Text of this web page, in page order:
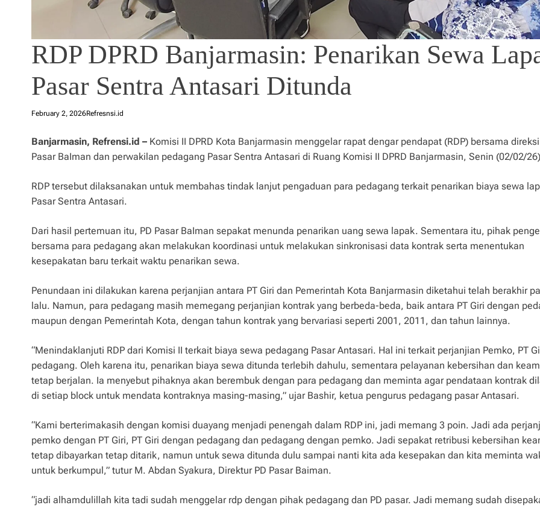
RDP DPRD Banjarmasin: Penarikan Sewa
Pasar Sentra Antasari Ditunda
February 2, 2026Refresnsi.id
Banjarmasin, Refrensi.id – Komisi II DPRD Kota Banjarmasin menggelar rapat dengar pendapat (RDP) bersama direksi
Pasar BaIman dan perwakilan pedagang Pasar Sentra Antasari di Ruang Komisi II DPRD Banjarmasin, Senin (02/02/
RDP tersebut dilaksanakan untuk membahas tindak lanjut pengaduan para pedagang terkait penarikan biaya sewa
Pasar Sentra Antasari.
Dari hasil pertemuan itu, PD Pasar BaIman sepakat menunda penarikan uang sewa lapak. Sementara itu, pihak
bersama para pedagang akan melakukan koordinasi untuk melakukan sinkronisasi data kontrak serta menentukan
kesepakatan baru terkait waktu penarikan sewa.
Penundaan ini dilakukan karena perjanjian antara PT Giri dan Pemerintah Kota Banjarmasin diketahui telah berakhir
lalu. Namun, para pedagang masih memegang perjanjian kontrak yang berbeda-beda, baik antara PT Giri dengan
maupun dengan Pemerintah Kota, dengan tahun kontrak yang bervariasi seperti 2001, 2011, dan tahun lainnya.
“Menindaklanjuti RDP dari Komisi II terkait biaya sewa pedagang Pasar Antasari. Hal ini terkait perjanjian Pemko, PT
pedagang. Oleh karena itu, penarikan biaya sewa ditunda terlebih dahulu, sementara pelayanan kebersihan dan
tetap berjalan. Ia menyebut pihaknya akan berembuk dengan para pedagang dan meminta agar pendataan kontrak
di setiap block untuk mendata kontraknya masing-masing,” ujar Bashir, ketua pengurus pedagang pasar Antasari.
“Kami berterimakasih dengan komisi duayang menjadi penengah dalam RDP ini, jadi memang 3 poin. Jadi ada
pemko dengan PT Giri, PT Giri dengan pedagang dan pedagang dengan pemko. Jadi sepakat retribusi kebersihan
tetap dibayarkan tetap ditarik, namun untuk sewa ditunda dulu sampai nanti kita ada kesepakan dan kita meminta
untuk berkumpul,” tutur M. Abdan Syakura, Direktur PD Pasar Baiman.
“jadi alhamdulillah kita tadi sudah menggelar rdp dengan pihak pedagang dan PD pasar. Jadi memang sudah